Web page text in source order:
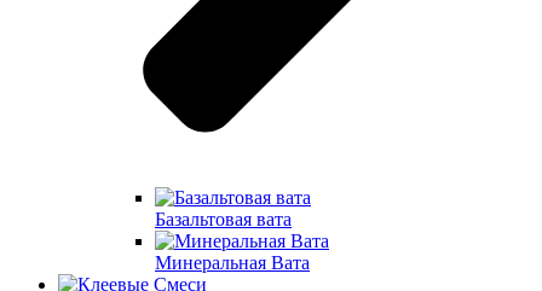
Базальтовая вата
Минеральная Вата